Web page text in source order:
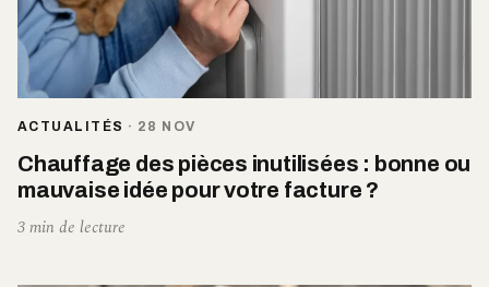
ACTUALITÉS · 28 NOV
Chauffage des pièces inutilisées : bonne ou
mauvaise idée pour votre facture ?
3 min de lecture